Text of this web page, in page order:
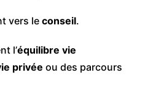
vers le conseil.
l’équilibre vie
privée ou des parcours